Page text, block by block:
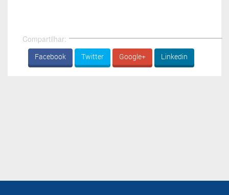
Compartilhar:
Facebook Twitter Google+ Linkedin